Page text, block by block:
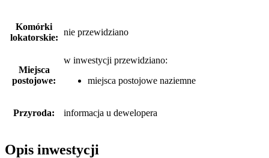
Komórki
lokatorskie:
nie przewidziano
Miejsca
postojowe:
w inwestycji przewidziano:
miejsca postojowe naziemne
Przyroda: informacja u dewelopera
Opis inwestycji